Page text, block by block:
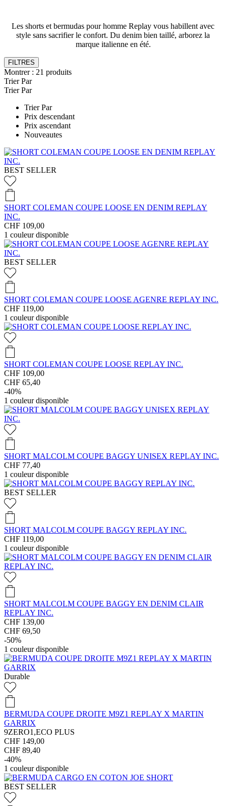
Les shorts et bermudas pour homme Replay vous habillent avec
style sans sacrifier le confort. Du denim bien taillé, arborez la
marque italienne en été.
FILTRES
Montrer : 21 produits
Trier Par
Trier Par
Trier Par
Prix descendant
Prix ascendant
Nouveautes
BEST SELLER
SHORT COLEMAN COUPE LOOSE EN DENIM REPLAY
INC.
CHF 109,00
1 couleur disponible
BEST SELLER
SHORT COLEMAN COUPE LOOSE AGENRE REPLAY INC.
CHF 119,00
1 couleur disponible
SHORT COLEMAN COUPE LOOSE REPLAY INC.
CHF 109,00
CHF 65,40
-40%
1 couleur disponible
SHORT MALCOLM COUPE BAGGY UNISEX REPLAY INC.
CHF 77,40
1 couleur disponible
BEST SELLER
SHORT MALCOLM COUPE BAGGY REPLAY INC.
CHF 119,00
1 couleur disponible
SHORT MALCOLM COUPE BAGGY EN DENIM CLAIR
REPLAY INC.
CHF 139,00
CHF 69,50
-50%
1 couleur disponible
Durable
BERMUDA COUPE DROITE M9Z1 REPLAY X MARTIN
GARRIX
9ZERO1,ECO PLUS
CHF 149,00
CHF 89,40
-40%
1 couleur disponible
BEST SELLER